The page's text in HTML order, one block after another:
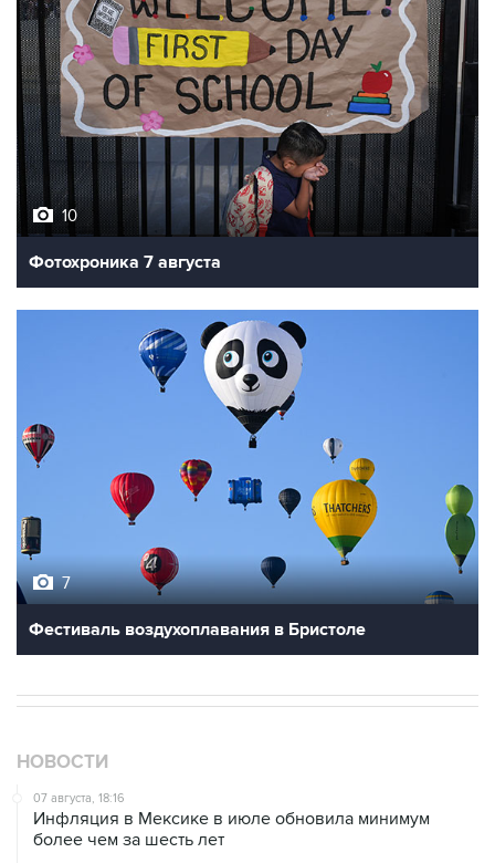
10
Фотохроника 7 августа
Фестиваль воздухоплавания в Бристоле
07 августа, 18:16
Инфляция в Мексике в июле обновила минимум
более чем за шесть лет
07 августа, 16:59